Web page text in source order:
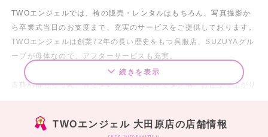
TWOエンジェルでは、袴の販売・レンタルはもちろん、写真撮影か
ら卒業式当日のお支度まで、充実のサービスをご提供しております。
TWOエンジェルは創業72年の長い歴史をもつ呉服店、SUZUYAグル
ープが母体なので、アフターサービスも充実。
古典柄はもちろん、有名タレントのものやモダン柄、お仕立て上がり
続きを表示
TWOエンジェル 大田原店の店舗情報